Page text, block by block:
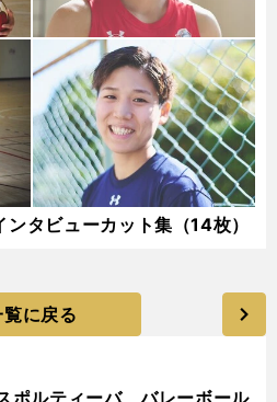
タビューカット集（14枚）
覧に戻る
ポルティーバ バレーボール